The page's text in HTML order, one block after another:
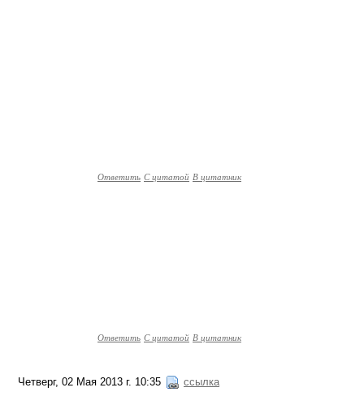
Ответить С цитатой В цитатник
Ответить С цитатой В цитатник
Четверг, 02 Мая 2013 г. 10:35 ссылка